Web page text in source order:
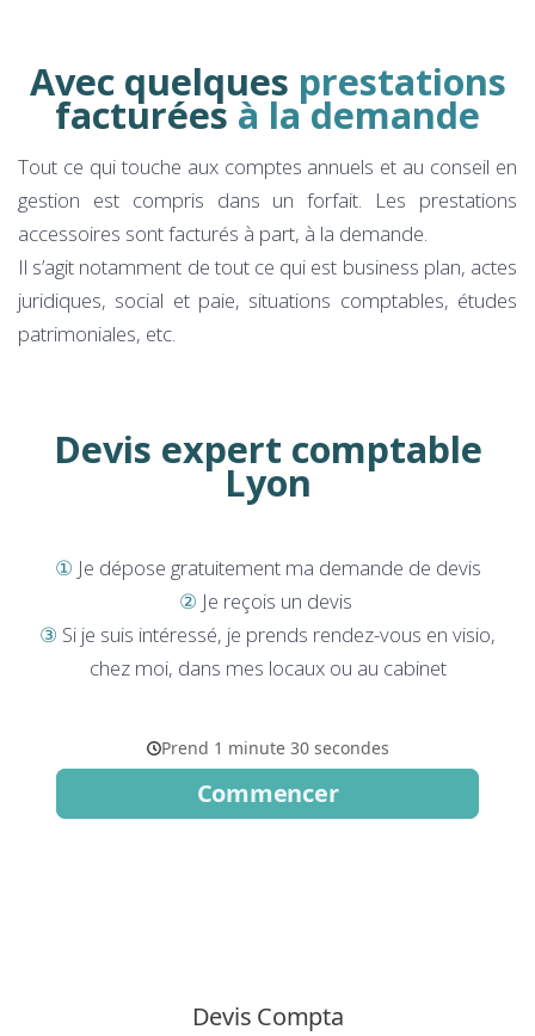
Avec quelques prestations
facturées à la demande
Tout ce qui touche aux comptes annuels et au conseil en
gestion est compris dans un forfait. Les prestations
accessoires sont facturés à part, à la demande.
Il s’agit notamment de tout ce qui est business plan, actes
juridiques, social et paie, situations comptables, études
patrimoniales, etc.
Devis expert comptable
Lyon
① Je dépose gratuitement ma demande de devis
② Je reçois un devis
③ Si je suis intéressé, je prends rendez-vous en visio,
chez moi, dans mes locaux ou au cabinet